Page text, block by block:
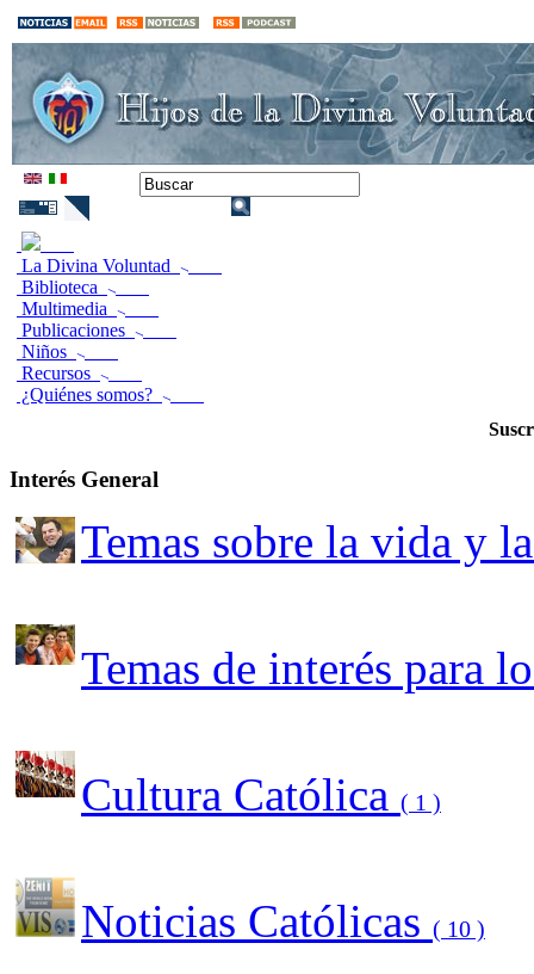
La Divina Voluntad
Biblioteca
Multimedia
Publicaciones
Niños
Recursos
¿Quiénes somos?
Interés General
Temas sobre la vida y
Temas de interés para
Cultura Católica ( 1 )
Noticias Católicas ( 10 )